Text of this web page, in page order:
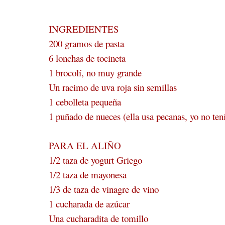
INGREDIENTES
200 gramos de pasta
6 lonchas de tocineta
1 brocolí, no muy grande
Un racimo de uva roja sin semillas
1 cebolleta pequeña
1 puñado de nueces (ella usa pecanas, yo no
PARA EL ALIÑO
1/2 taza de yogurt Griego
1/2 taza de mayonesa
1/3 de taza de vinagre de vino
1 cucharada de azúcar
Una cucharadita de tomillo